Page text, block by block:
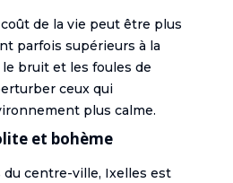
de la vie peut être plus
parfois supérieurs à la
bruit et les foules de
ceux qui
plus calme.
et bohème
centre-ville, Ixelles est